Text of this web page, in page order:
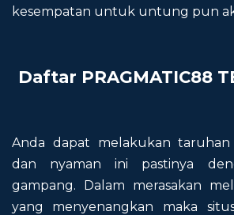
kesempatan untuk untung pun
Daftar PRAGMATIC88
Anda dapat melakukan
dan nyaman ini pastinya
gampang. Dalam merasakan
yang menyenangkan maka